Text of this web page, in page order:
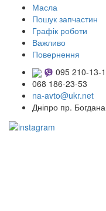
Масла
Пошук запчастин
Графік роботи
Важливо
Повернення
095 210-13-
068 186-23-53
na-avto@ukr.net
Дніпро пр.